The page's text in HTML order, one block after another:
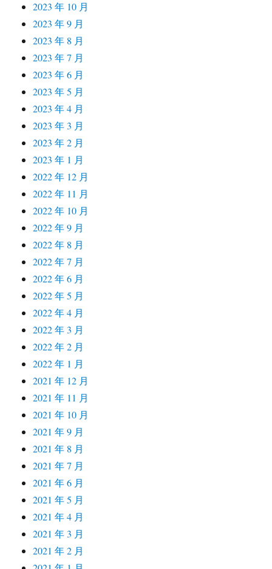
2023 年 10 月
2023 年 9 月
2023 年 8 月
2023 年 7 月
2023 年 6 月
2023 年 5 月
2023 年 4 月
2023 年 3 月
2023 年 2 月
2023 年 1 月
2022 年 12 月
2022 年 11 月
2022 年 10 月
2022 年 9 月
2022 年 8 月
2022 年 7 月
2022 年 6 月
2022 年 5 月
2022 年 4 月
2022 年 3 月
2022 年 2 月
2022 年 1 月
2021 年 12 月
2021 年 11 月
2021 年 10 月
2021 年 9 月
2021 年 8 月
2021 年 7 月
2021 年 6 月
2021 年 5 月
2021 年 4 月
2021 年 3 月
2021 年 2 月